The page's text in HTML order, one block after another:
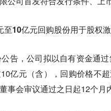
至10亿元回购股份用于股权
告，公司拟以自有资金通
亿元（含），回购价格不
事会审议通过之日起12个月